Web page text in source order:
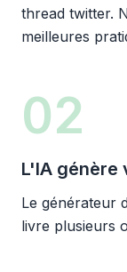
thread twitter.
meilleures
02
L'IA génère
Le générateur
livre plusieurs